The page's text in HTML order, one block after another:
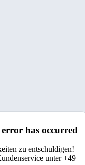
has occurred
zu entschuldigen!
unter +49